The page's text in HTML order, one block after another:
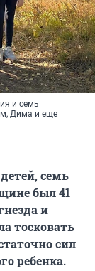
и семь
Дима и еще
семь
был 41
и
тосковать
сил
ребенка.